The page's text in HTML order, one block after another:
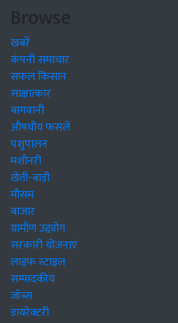
Browse
खबरें
कंपनी समाचार
सफल किसान
साक्षात्कार
बागवानी
औषधीय फसलें
पशुपालन
मशीनरी
खेती-बाड़ी
मौसम
बाजार
ग्रामीण उद्द्योग
सरकारी योजनाएं
लाइफ स्टाइल
सम्पादकीय
जॉब्स
डायरेक्टरी